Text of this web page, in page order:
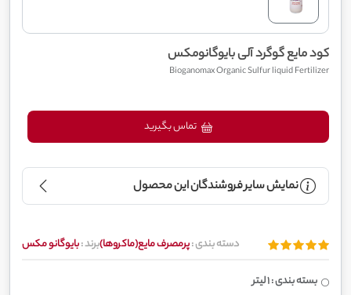
کود مایع گوگرد آلی بایوگانومکس
Bioganomax Organic Sulfur liquid Fertilizer
نمایش سایر فروشندگان این محصول
دسته بندی :پرمصرف مایع(ماکروها)برند :بایوگانو مکس
بسته بندی : 1 لیتر